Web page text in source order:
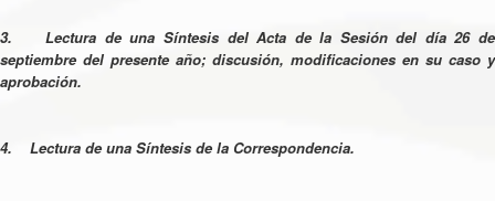
3. Lectura de una Síntesis del Acta de la Sesión del día 26 de
septiembre del presente año; discusión, modificaciones en su caso y
aprobación.
4. Lectura de una Síntesis de la Correspondencia.